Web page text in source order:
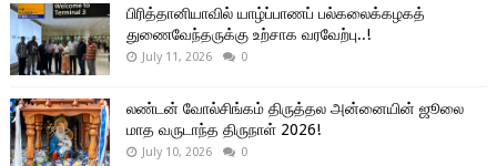
பிரித்தானியாவில் யாழ்ப்பாணப் பல்கலைக்கழகத்
துணைவேந்தருக்கு உற்சாக வரவேற்பு..!
July 11, 2026 0
லண்டன் வோல்சிங்கம் திருத்தல அன்னையின் ஜூலை
மாத வருடாந்த திருநாள் 2026!
July 10, 2026 0